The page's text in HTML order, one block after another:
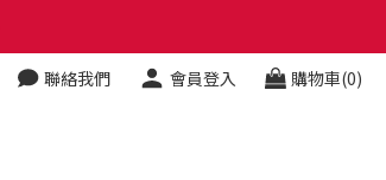
聯絡我們 會員登入 購物車(0)